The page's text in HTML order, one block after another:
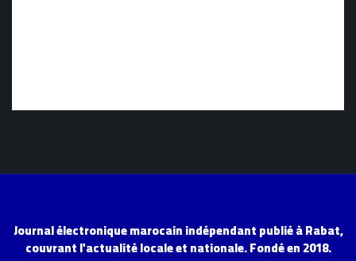
Journal électronique marocain indépendant publié à Rabat,
couvrant l'actualité locale et nationale. Fondé en 2018.